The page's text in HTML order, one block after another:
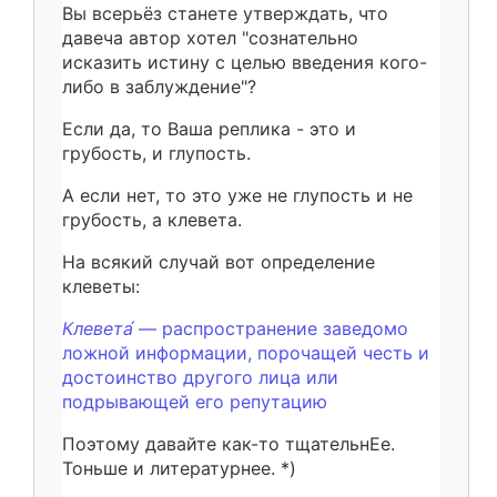
Вы всерьёз станете утверждать, что
давеча автор хотел "сознательно
исказить истину с целью введения кого-
либо в заблуждение"?
Если да, то Ваша реплика - это и
грубость, и глупость.
А если нет, то это уже не глупость и не
грубость, а клевета.
На всякий случай вот определение
клеветы:
Клевета́— распространение заведомо
ложной информации, порочащей честь и
достоинство другого лица или
подрывающей его репутацию
Поэтому давайте как-то тщательнЕе.
Тоньше и литературнее. *)